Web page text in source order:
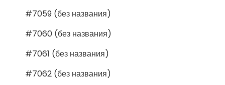
#7059 (без названия)
#7060 (без названия)
#7061 (без названия)
#7062 (без названия)